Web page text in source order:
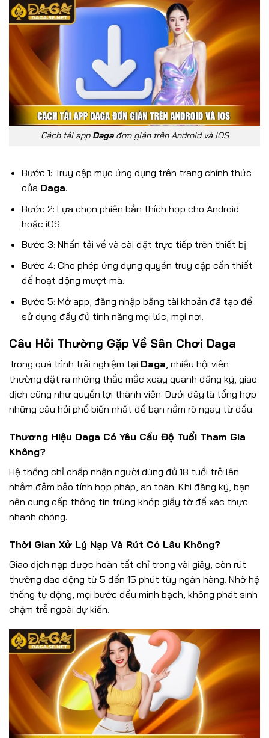
Cách tải app Dagađơn giản trên Android và iOS
Bước 1: Truy cập mục ứng dụng trên trang chính thức
của Daga.
Bước 2: Lựa chọn phiên bản thích hợp cho Android
hoặc iOS.
Bước 3: Nhấn tải về và cài đặt trực tiếp trên thiết bị.
Bước 4: Cho phép ứng dụng quyền truy cập cần thiết
để hoạt động mượt mà.
Bước 5: Mở app, đăng nhập bằng tài khoản đã tạo để
sử dụng đầy đủ tính năng mọi lúc, mọi nơi.
Câu Hỏi Thường Gặp Về Sân Chơi Daga
Trong quá trình trải nghiệm tại Daga , nhiều hội viên
thường đặt ra những thắc mắc xoay quanh đăng ký, giao
dịch cũng như quyền lợi thành viên. Dưới đây là tổng hợp
những câu hỏi phổ biến nhất để bạn nắm rõ ngay từ đầu.
Thương Hiệu Daga Có Yêu Cầu Độ Tuổi Tham Gia
Không?
Hệ thống chỉ chấp nhận người dùng đủ 18 tuổi trở lên
nhằm đảm bảo tính hợp pháp, an toàn. Khi đăng ký, bạn
nên cung cấp thông tin trùng khớp giấy tờ để xác thực
nhanh chóng.
Thời Gian Xử Lý Nạp Và Rút Có Lâu Không?
Giao dịch nạp được hoàn tất chỉ trong vài giây, còn rút
thường dao động từ 5 đến 15 phút tùy ngân hàng. Nhờ hệ
thống tự động, mọi bước đều minh bạch, không phát sinh
chậm trễ ngoài dự kiến.